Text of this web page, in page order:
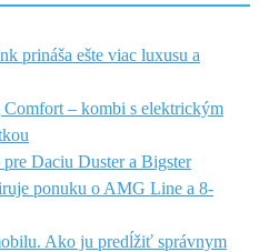
prináša ešte viac luxusu a
– kombi s elektrickým
Daciu Duster a Bigster
ponuku o AMG Line a 8-
Ako ju predĺžiť správnym